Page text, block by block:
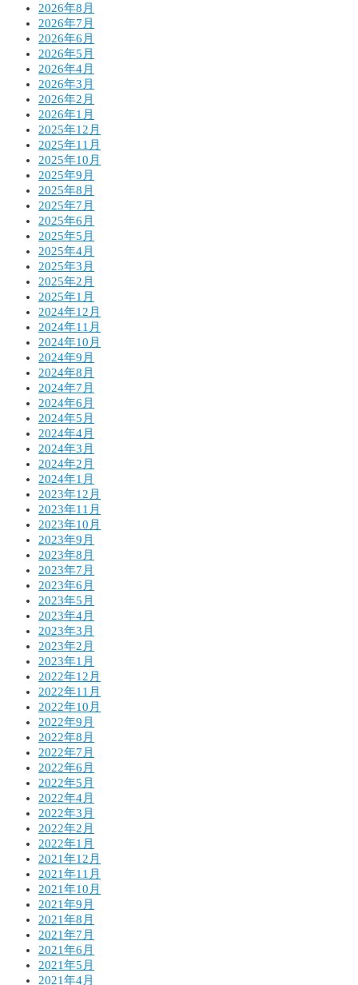
2026年8月
2026年7月
2026年6月
2026年5月
2026年4月
2026年3月
2026年2月
2026年1月
2025年12月
2025年11月
2025年10月
2025年9月
2025年8月
2025年7月
2025年6月
2025年5月
2025年4月
2025年3月
2025年2月
2025年1月
2024年12月
2024年11月
2024年10月
2024年9月
2024年8月
2024年7月
2024年6月
2024年5月
2024年4月
2024年3月
2024年2月
2024年1月
2023年12月
2023年11月
2023年10月
2023年9月
2023年8月
2023年7月
2023年6月
2023年5月
2023年4月
2023年3月
2023年2月
2023年1月
2022年12月
2022年11月
2022年10月
2022年9月
2022年8月
2022年7月
2022年6月
2022年5月
2022年4月
2022年3月
2022年2月
2022年1月
2021年12月
2021年11月
2021年10月
2021年9月
2021年8月
2021年7月
2021年6月
2021年5月
2021年4月